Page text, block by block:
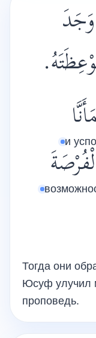
и
Тогда они
Юсуф улучил
проповедь.